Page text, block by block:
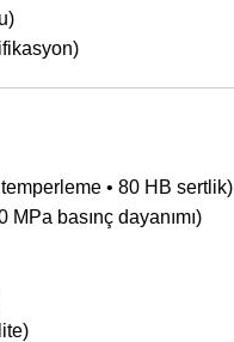
• 80 HB sertlik)
MPa basınç dayanımı)